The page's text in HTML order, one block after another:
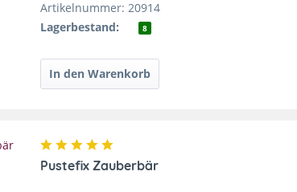
Artikelnummer: 20914
Lagerbestand:
8
Pustefix Zauberbär